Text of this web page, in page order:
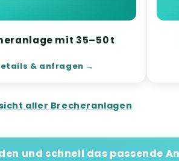
mit 35–50 t
& anfragen
aller Brecheranlagen
und schnell das passende